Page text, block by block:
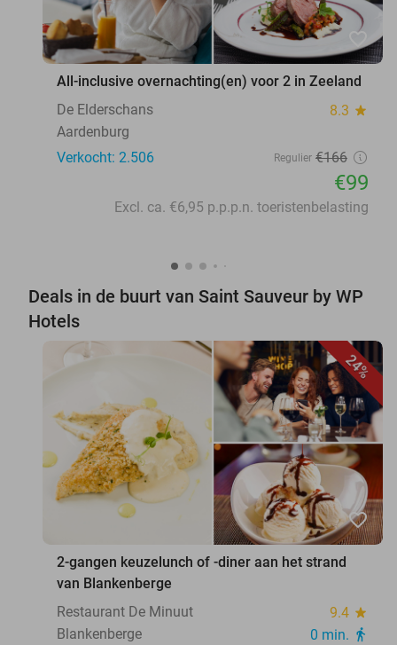
favorite_border
All-inclusive overnachting(en) voor 2 in Zeeland
De Elderschans
8.3 star
Aardenburg
Verkocht: 2.506
Regulier €166
€99
Excl. ca. €6,95 p.p.p.n. toeristenbelasting
Deals in de buurt van Saint Sauveur by WP
Hotels
24%
favorite_border
2-gangen keuzelunch of -diner aan het strand
van Blankenberge
Restaurant De Minuut
9.4 star
Blankenberge 0 min. directions_walk